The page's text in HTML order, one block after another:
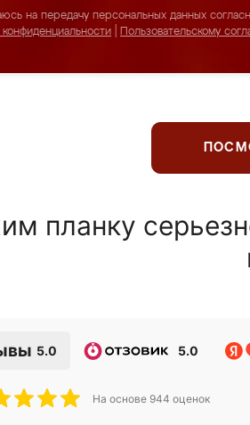
на передачу персональных данных
конфиденциальности
Пользовательскому
планку
5.0 5.0
На основе 944 оценок